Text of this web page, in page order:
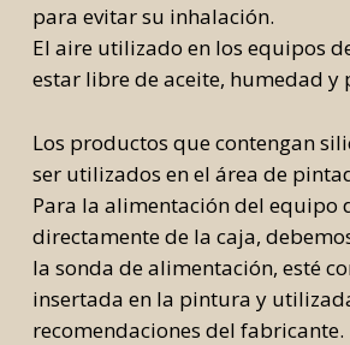
para evitar su inhalación.
El aire utilizado en los equipos
estar libre de aceite, humedad y
Los productos que contengan
ser utilizados en el área de
Para la alimentación del equipo
directamente de la caja,
la sonda de alimentación, esté
insertada en la pintura y
recomendaciones del fabricante.